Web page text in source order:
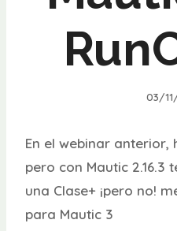
03/
En el webinar anterior,
pero con Mautic 2.16.3
una Clase+ ¡pero no!
para Mautic 3